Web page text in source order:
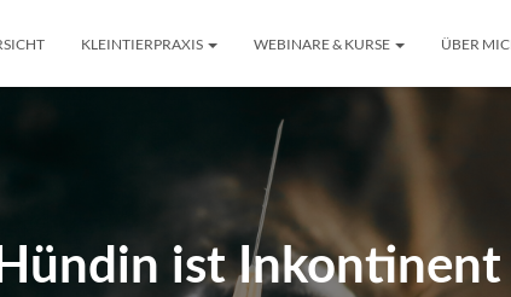
KLEINTIERPRAXIS WEBINARE & KURSE ÜBER
ist